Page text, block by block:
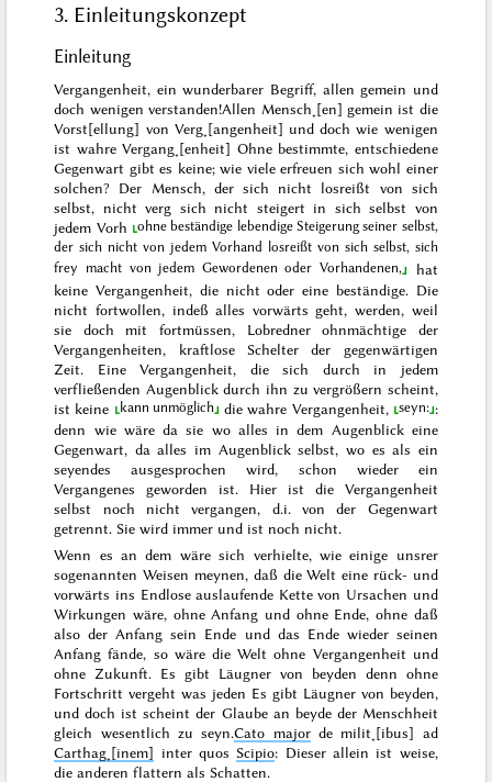
3. Einleitungskonzept
Einleitung
Vergangenheit, ein wunderbarer Begriff, allen gemein und
doch wenigen verstanden!Allen Mensch˖[en] gemein ist die
Vorst[ellung] von Verg˖[angenheit] und doch wie wenigen
ist wahre Vergang˖[enheit] Ohne bestimmte, entschiedene
Gegenwart gibt es keine; wie viele erfreuen sich wohl einer
solchen? Der Mensch, der sich nicht losreißt von sich
selbst, nicht verg sich nicht steigert in sich selbst von
jedem Vorh
ohne beständige lebendige Steigerung seiner selbst,
der sich nichtvon jedem Vorhand losreißt von sich selbst, sich
frey macht von jedem Gewordenen oder Vorhandenen,
hat
keine Vergangenheit, die nicht oder eine beständige. Die
nicht fortwollen, indeß alles vorwärts geht, werden, weil
sie doch mit fortmüssen, Lobredner ohnmächtige der
Vergangenheiten, kraftlose Schelter der gegenwärtigen
Zeit. Eine Vergangenheit, die sich durch in jedem
verfließenden Augenblick durch ihn zu vergrößern scheint,
ist keine
kann unmöglich die wahre Vergangenheit, seyn: :
denn wie wäreda sie wo alles in dem Augenblickeine
Gegenwart, da alles im Augenblick selbst, wo es als ein
seyendes ausgesprochen wird, schon wieder ein
Vergangenes geworden ist. Hier ist die Vergangenheit
selbst noch nicht vergangen, d.i. von der Gegenwart
getrennt. Sie wird immer und ist noch nicht.
Wenn esan dem wäresich verhielte, wie einige unsrer
sogenannten Weisen meynen, daß die Welt eine rück- und
vorwärts ins Endlose auslaufende Kette von Ursachen und
Wirkungen wäre, ohne Anfang und ohne Ende, ohne daß
also der Anfang sein Ende und das Ende wieder seinen
Anfang fände, so wäre die Welt ohne Vergangenheit und
ohne Zukunft. Es gibt Läugner von beyden denn ohne
Fortschritt vergeht was jeden Es gibt Läugner von beyden,
und doch ist scheint der Glaube an beyde der Menschheit
gleich wesentlich zu seyn.Cato majorde milit˖[ibus] ad
Carthag˖[inem] inter quos Scipio: Dieser allein ist weise,
die anderen flattern als Schatten.